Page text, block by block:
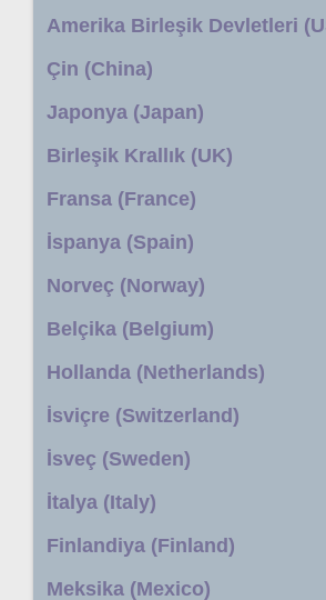
Amerika Birleşik Devletleri
Çin (China)
Japonya (Japan)
Birleşik Krallık (UK)
Fransa (France)
İspanya (Spain)
Norveç (Norway)
Belçika (Belgium)
Hollanda (Netherlands)
İsviçre (Switzerland)
İsveç (Sweden)
İtalya (Italy)
Finlandiya (Finland)
Meksika (Mexico)